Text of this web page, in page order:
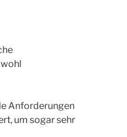
Anforderungen
um sogar sehr